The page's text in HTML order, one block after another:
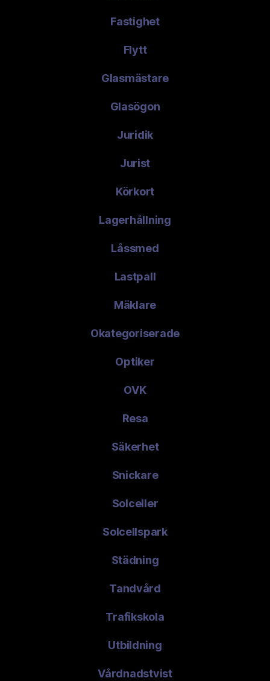
Fastighet
Flytt
Glasmästare
Glasögon
Juridik
Jurist
Körkort
Lagerhållning
Låssmed
Lastpall
Mäklare
Okategoriserade
Optiker
OVK
Resa
Säkerhet
Snickare
Solceller
Solcellspark
Städning
Tandvård
Trafikskola
Utbildning
Vårdnadstvist